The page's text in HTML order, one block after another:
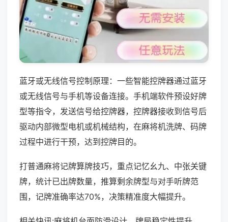
蓝牙或无线信号控制原理：一些智能控牌器通过蓝牙
或无线信号与手机等设备连接。手机端软件预设好牌
型等指令，发送信号给控牌器，控牌器接收到信号后
驱动内部微型电机或机械结构，在麻将机洗牌、码牌
过程中进行干预，达到控牌目的。
打普通麻将记牌算牌技巧，重点记忆幺九、中张关键
牌，统计已出牌数量，推算剩余牌型与对手听牌范
围，记牌准确率达70%，决策精准度大幅提升。